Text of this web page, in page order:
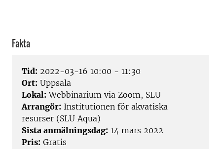
Fakta
Tid: 2022-03-16 10:00 - 11:30
Ort: Uppsala
Lokal: Webbinarium via Zoom, SLU
Arrangör: Institutionen för akvatiska
resurser (SLU Aqua)
Sista anmälningsdag: 14 mars 2022
Pris: Gratis